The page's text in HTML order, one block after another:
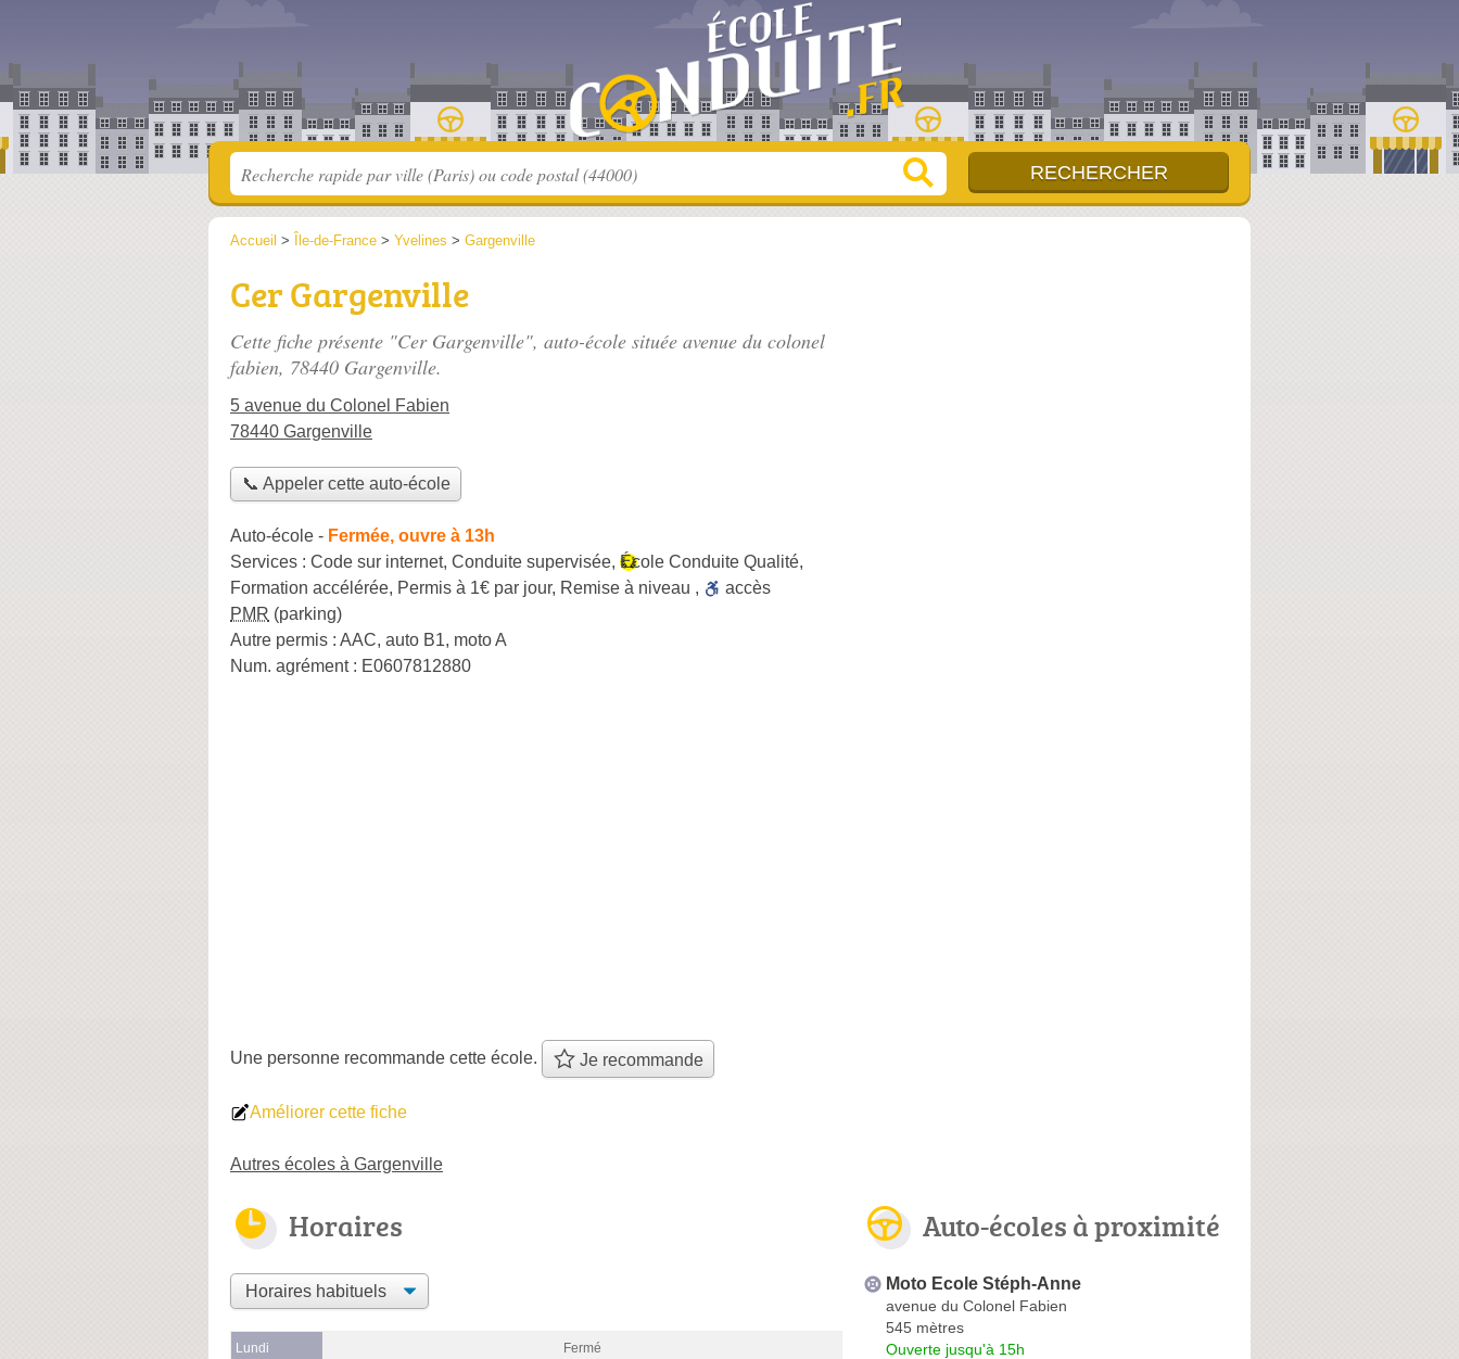
Accueil > Île-de-France > Yvelines > Gargenville
Cer Gargenville
Cette fiche présente "Cer Gargenville", auto-école située avenue du colonel
fabien, 78440 Gargenville.
5 avenue du Colonel Fabien
78440 Gargenville
📞 Appeler cette auto-école
Auto-école - Fermée, ouvre à 13h
Services : Code sur internet, Conduite supervisée, École Conduite Qualité,
Formation accélérée, Permis à 1€ par jour, Remise à niveau ,
accès
PMR (parking)
Autre permis : AAC, auto B1, moto A
Num. agrément : E0607812880
Une personne recommande cette école. Je recommande
Améliorer cette fiche
Autres écoles à Gargenville
Horaires
Lundi Fermé
Auto-écoles à proximité
Moto Ecole Stéph-Anne
avenue du Colonel Fabien
545 mètres
Ouverte jusqu'à 15h